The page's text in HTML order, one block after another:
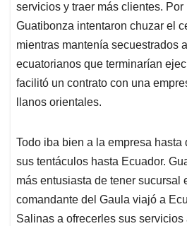
servicios y traer más clientes.
Guatibonza intentaron chuzar el
mientras mantenía secuestrados
ecuatorianos que terminarían
facilitó un contrato con una
llanos orientales.
Todo iba bien a la empresa
sus tentáculos hasta Ecuador.
más entusiasta de tener sucursal
comandante del Gaula viajó a
Salinas a ofrecerles sus servicios